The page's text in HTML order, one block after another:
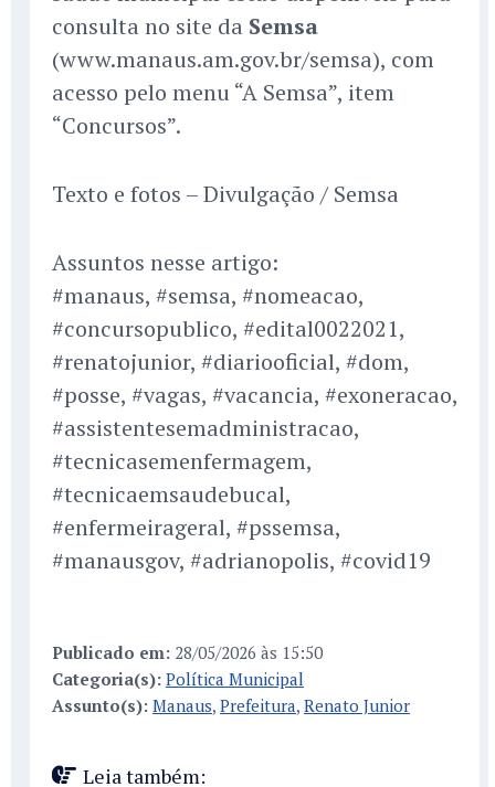
consulta no site da Semsa
(www.manaus.am.gov.br/semsa), com
acesso pelo menu “A Semsa”, item
“Concursos”.
Texto e fotos – Divulgação / Semsa
Assuntos nesse artigo:
#manaus, #semsa, #nomeacao,
#concursopublico, #edital0022021,
#renatojunior, #diariooficial, #dom,
#posse, #vagas, #vacancia, #exoneracao,
#assistentesemadministracao,
#tecnicasemenfermagem,
#tecnicaemsaudebucal,
#enfermeirageral, #pssemsa,
#manausgov, #adrianopolis, #covid19
Publicado em: 28/05/2026 às 15:50
Categoria(s): Política Municipal
Assunto(s): Manaus, Prefeitura, Renato Junior
Leia também: